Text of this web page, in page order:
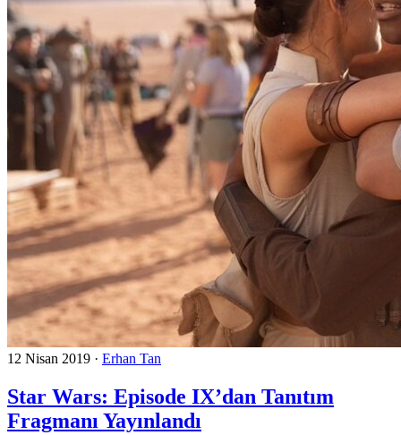
12 Nisan 2019 · Erhan Tan
Star Wars: Episode IX’dan Tanıtım
Fragmanı Yayınlandı